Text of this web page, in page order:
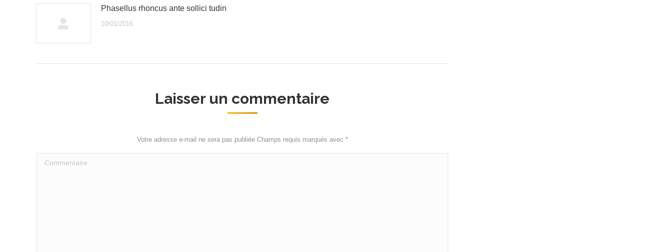
Phasellus rhoncus ante sollici tudin
10/01/2016
Laisser un commentaire
Votre adresse e-mail ne sera pas publiée Champs requis marqués avec *
Commentaire